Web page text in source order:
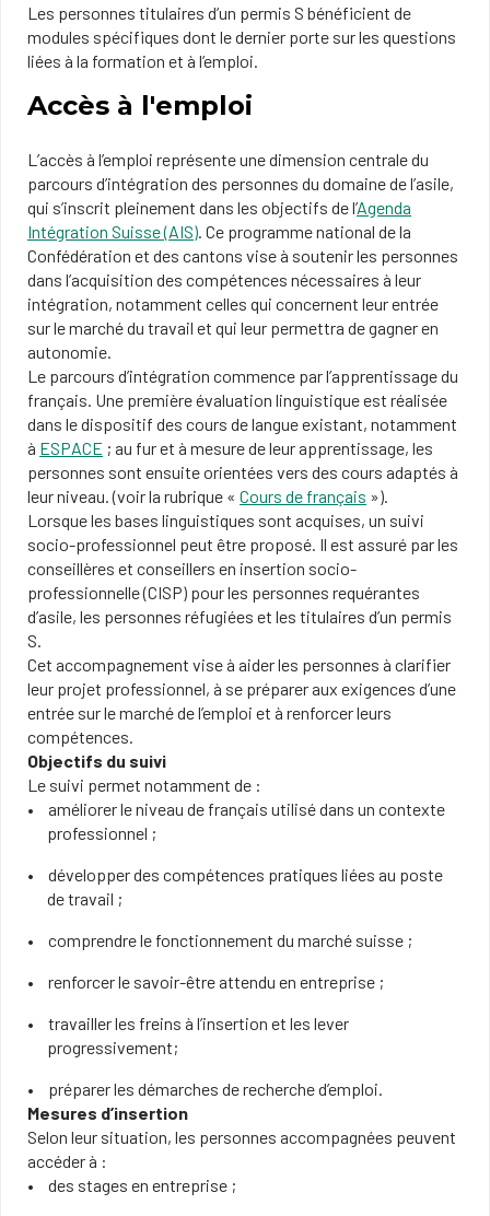
Les personnes titulaires d’un permis S bénéficient de
modules spécifiques dont le dernier porte sur les questions
liées à la formation et à l’emploi.
Accès à l'emploi
L’accès à l’emploi représente une dimension centrale du
parcours d’intégration des personnes du domaine de l’asile,
qui s’inscrit pleinement dans les objectifs de l’Agenda
Intégration Suisse (AIS). Ce programme national de la
Confédération et des cantons vise à soutenir les personnes
dans l’acquisition des compétences nécessaires à leur
intégration, notamment celles qui concernent leur entrée
sur le marché du travail et qui leur permettra de gagner en
autonomie.
Le parcours d’intégration commence par l’apprentissage du
français. Une première évaluation linguistique est réalisée
dans le dispositif des cours de langue existant, notamment
à ESPACE ; au fur et à mesure de leur apprentissage, les
personnes sont ensuite orientées vers des cours adaptés à
leur niveau. (voir la rubrique « Cours de français »).
Lorsque les bases linguistiques sont acquises, un suivi
socio-professionnel peut être proposé. Il est assuré par les
conseillères et conseillers en insertion socio-
professionnelle (CISP) pour les personnes requérantes
d’asile, les personnes réfugiées et les titulaires d’un permis
S.
Cet accompagnement vise à aider les personnes à clarifier
leur projet professionnel, à se préparer aux exigences d’une
entrée sur le marché de l’emploi et à renforcer leurs
compétences.
Objectifs du suivi
Le suivi permet notamment de :
améliorer le niveau de français utilisé dans un contexte
professionnel ;
développer des compétences pratiques liées au poste
de travail ;
comprendre le fonctionnement du marché suisse ;
renforcer le savoir-être attendu en entreprise ;
travailler les freins à l’insertion et les lever
progressivement;
préparer les démarches de recherche d’emploi.
Mesures d’insertion
Selon leur situation, les personnes accompagnées peuvent
accéder à :
des stages en entreprise ;